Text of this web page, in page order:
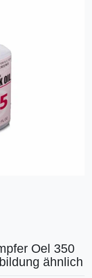
Oel 350
ähnlich